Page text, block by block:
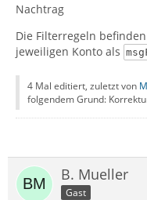
Nachtrag
Die Filterregeln
jeweiligen Konto als
4 Mal editiert, zuletzt von
folgendem Grund:
B. Mueller
Gast